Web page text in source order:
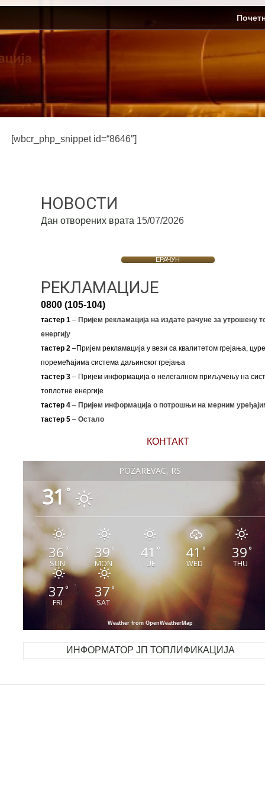
Skip
content
[wbcr_php_snippet id=“8646″]
НОВОСТИ
Дан отворених врата 15/07/2026
ЕРАЧУН
РЕКЛАМАЦИЈЕ
0800 (105-104)
тастер 1–Пријем рекламација на издате рачуне за утрошену
енергију
тастер 2–Пријем рекламација у вези са квалитетом грејања,
поремећајима система даљинског грејања
тастер 3– Пријем информација о нелегалном приључењу на
топлотне енергије
тастер 4 – Пријем информација о потрошњи на мерним
тастер 5 – Остало
КОНТАКТ
POŽAREVAC, RS
31 °
36°
SUN
39°
MON
41 °
TUE
41°
WED
39°
THU
37°
FRI
37°
SAT
Weather from OpenWeatherMap
ИНФОРМАТОР ЈП ТОПЛИФИКАЦИЈА